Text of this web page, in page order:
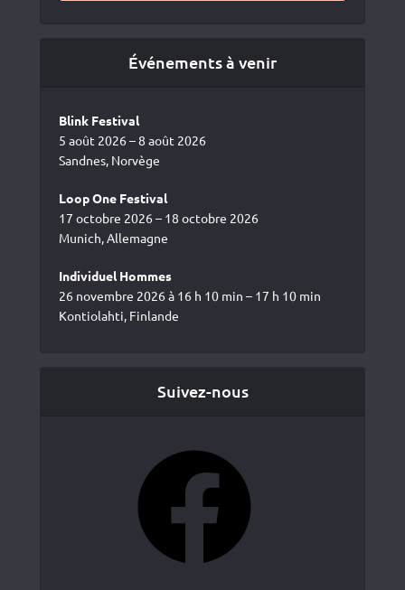
Événements à venir
Blink Festival
5 août 2026 – 8 août 2026
Sandnes, Norvège
Loop One Festival
17 octobre 2026 – 18 octobre 2026
Munich, Allemagne
Individuel Hommes
26 novembre 2026 à 16 h 10 min – 17 h 10 min
Kontiolahti, Finlande
Suivez-nous